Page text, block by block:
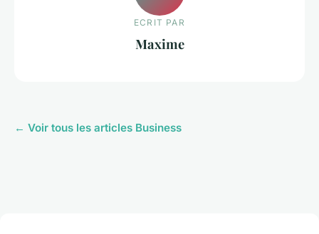
ECRIT PAR
Maxime
← Voir tous les articles Business